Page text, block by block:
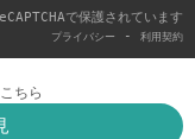
で保護されています
プライバシー - 利用契約
ちら